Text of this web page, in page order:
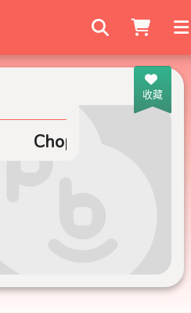
搜尋商家
收藏
Chop chop 碎沙拉